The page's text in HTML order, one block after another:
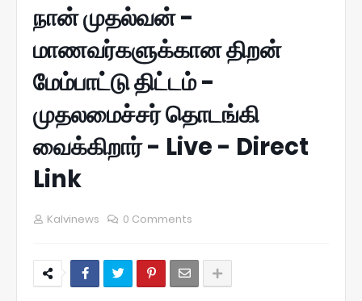
நான் முதல்வன் -
மாணவர்களுக்கான திறன்
மேம்பாட்டு திட்டம் -
முதலமைச்சர் தொடங்கி
வைக்கிறார் - Live - Direct
Link
Kalvinews 0 Comments